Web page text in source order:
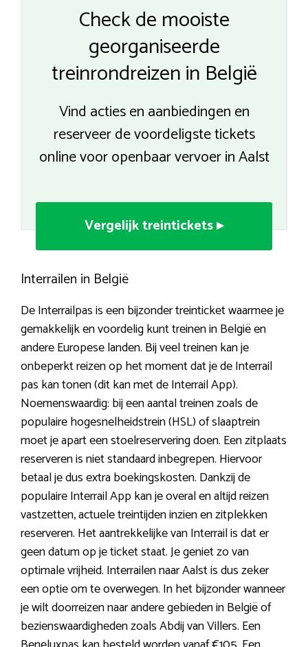
Check de mooiste
georganiseerde
treinrondreizen in België
Vind acties en aanbiedingen en
reserveer de voordeligste tickets
online voor openbaar vervoer in Aalst
Vergelijk treintickets ▸
Interrailen in België
De Interrailpas is een bijzonder treinticket waarmee je
gemakkelijk en voordelig kunt treinen in België en
andere Europese landen. Bij veel treinen kan je
onbeperkt reizen op het moment dat je de Interrail
pas kan tonen (dit kan met de Interrail App).
Noemenswaardig: bij een aantal treinen zoals de
populaire hogesnelheidstrein (HSL) of slaaptrein
moet je apart een stoelreservering doen. Een zitplaats
reserveren is niet standaard inbegrepen. Hiervoor
betaal je dus extra boekingskosten. Dankzij de
populaire Interrail App kan je overal en altijd reizen
vastzetten, actuele treintijden inzien en zitplekken
reserveren. Het aantrekkelijke van Interrail is dat er
geen datum op je ticket staat. Je geniet zo van
optimale vrijheid. Interrailen naar Aalst is dus zeker
een optie om te overwegen. In het bijzonder wanneer
je wilt doorreizen naar andere gebieden in België of
bezienswaardigheden zoals Abdij van Villers. Een